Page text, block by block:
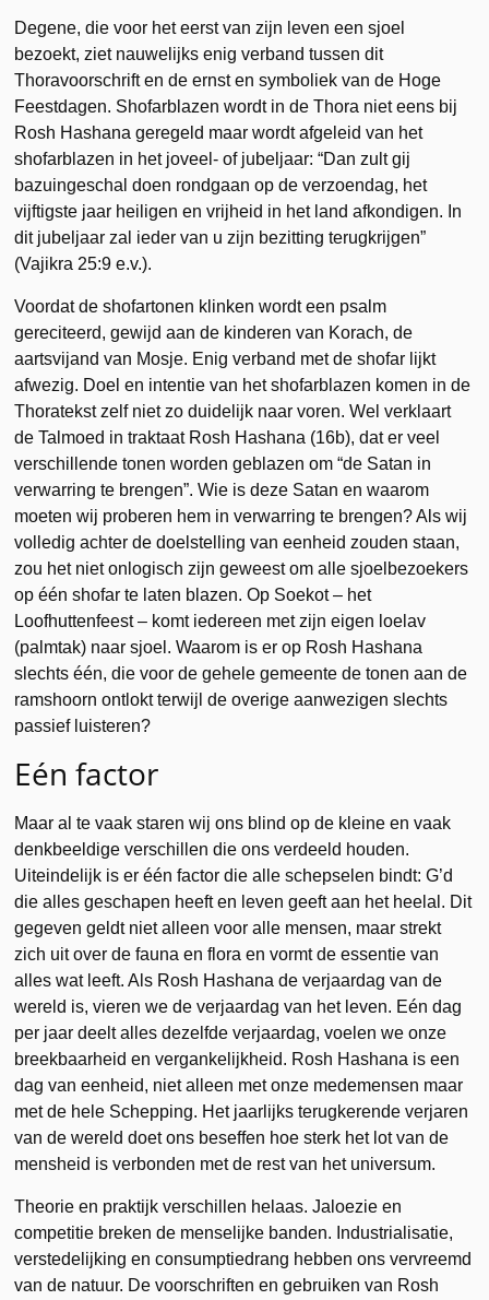
Degene, die voor het eerst van zijn leven een sjoel
bezoekt, ziet nauwelijks enig verband tussen dit
Thoravoorschrift en de ernst en symboliek van de Hoge
Feestdagen. Shofarblazen wordt in de Thora niet eens bij
Rosh Hashana geregeld maar wordt afgeleid van het
shofarblazen in het joveel- of jubeljaar: “Dan zult gij
bazuingeschal doen rondgaan op de verzoendag, het
vijftigste jaar heiligen en vrijheid in het land afkondigen. In
dit jubeljaar zal ieder van u zijn bezitting terugkrijgen”
(Vajikra 25:9 e.v.).
Voordat de shofartonen klinken wordt een psalm
gereciteerd, gewijd aan de kinderen van Korach, de
aartsvijand van Mosje. Enig verband met de shofar lijkt
afwezig. Doel en intentie van het shofarblazen komen in de
Thoratekst zelf niet zo duidelijk naar voren. Wel verklaart
de Talmoed in traktaat Rosh Hashana (16b), dat er veel
verschillende tonen worden geblazen om “de Satan in
verwarring te brengen”. Wie is deze Satan en waarom
moeten wij proberen hem in verwarring te brengen? Als wij
volledig achter de doelstelling van eenheid zouden staan,
zou het niet onlogisch zijn geweest om alle sjoelbezoekers
op één shofar te laten blazen. Op Soekot – het
Loofhuttenfeest – komt iedereen met zijn eigen loelav
(palmtak) naar sjoel. Waarom is er op Rosh Hashana
slechts één, die voor de gehele gemeente de tonen aan de
ramshoorn ontlokt terwijl de overige aanwezigen slechts
passief luisteren?
Eén factor
Maar al te vaak staren wij ons blind op de kleine en vaak
denkbeeldige verschillen die ons verdeeld houden.
Uiteindelijk is er één factor die alle schepselen bindt: G’d
die alles geschapen heeft en leven geeft aan het heelal. Dit
gegeven geldt niet alleen voor alle mensen, maar strekt
zich uit over de fauna en flora en vormt de essentie van
alles wat leeft. Als Rosh Hashana de verjaardag van de
wereld is, vieren we de verjaardag van het leven. Eén dag
per jaar deelt alles dezelfde verjaardag, voelen we onze
breekbaarheid en vergankelijkheid. Rosh Hashana is een
dag van eenheid, niet alleen met onze medemensen maar
met de hele Schepping. Het jaarlijks terugkerende verjaren
van de wereld doet ons beseffen hoe sterk het lot van de
mensheid is verbonden met de rest van het universum.
Theorie en praktijk verschillen helaas. Jaloezie en
competitie breken de menselijke banden. Industrialisatie,
verstedelijking en consumptiedrang hebben ons vervreemd
van de natuur. De voorschriften en gebruiken van Rosh